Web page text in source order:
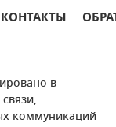
КОНТАКТЫ
в
коммуникаций